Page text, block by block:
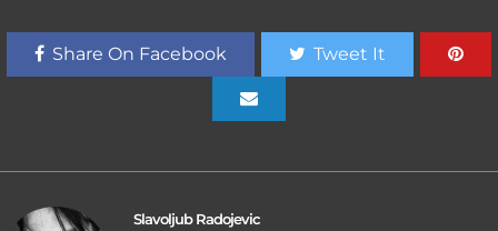
Share On Facebook Tweet It
Slavoljub Radojevic